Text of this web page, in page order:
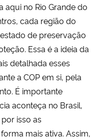
aqui no Rio Grande do
cada região do
de preservação
Essa é a ideia da
detalhada esses
a COP em si, pela
É importante
aconteça no Brasil,
isso as
mais ativa. Assim,